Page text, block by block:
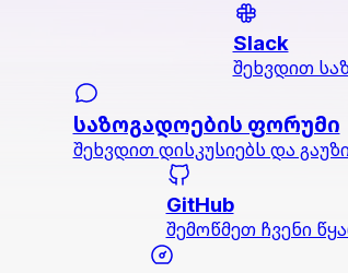
Slack
შეხვდით
საზოგადოების ფორუმი
შეხვდით დისკუსიებს და
GitHub
შემოწმეთ ჩვენი